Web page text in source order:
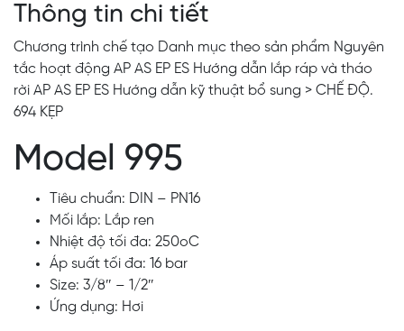
Thông tin chi tiết
Chương trình chế tạo Danh mục theo sản phẩm Nguyên
tắc hoạt động AP AS EP ES Hướng dẫn lắp ráp và tháo
rời AP AS EP ES Hướng dẫn kỹ thuật bổ sung > CHẾ ĐỘ.
694 KẸP
Model 995
Tiêu chuẩn: DIN – PN16
Mối lắp: Lắp ren
Nhiệt độ tối đa: 250oC
Áp suất tối đa: 16 bar
Size: 3/8″ – 1/2″
Ứng dụng: Hơi